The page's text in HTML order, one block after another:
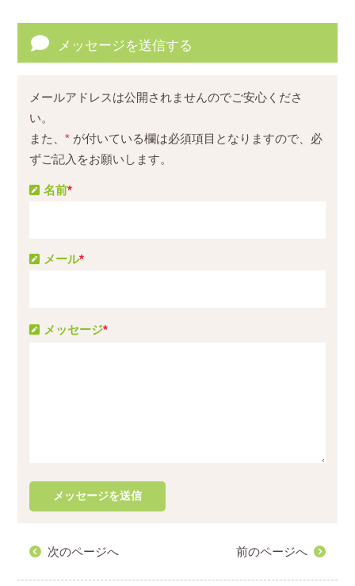
メッセージを送信する
メールアドレスは公開されませんのでご安心くださ
い。
また、* が付いている欄は必須項目となりますので、必
ずご記入をお願いします。
メッセージ*
名前*
メール*
次のページへ 前のページへ